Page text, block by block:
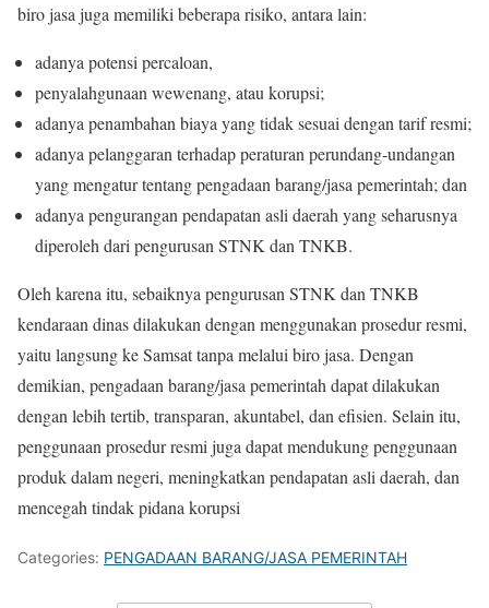
biro jasa juga memiliki beberapa risiko, antara lain:
adanya potensi percaloan,
penyalahgunaan wewenang, atau korupsi;
adanya penambahan biaya yang tidak sesuai dengan tarif resmi;
adanya pelanggaran terhadap peraturan perundang-undangan
yang mengatur tentang pengadaan barang/jasa pemerintah; dan
adanya pengurangan pendapatan asli daerah yang seharusnya
diperoleh dari pengurusan STNK dan TNKB.
Oleh karena itu, sebaiknya pengurusan STNK dan TNKB
kendaraan dinas dilakukan dengan menggunakan prosedur resmi,
yaitu langsung ke Samsat tanpa melalui biro jasa. Dengan
demikian, pengadaan barang/jasa pemerintah dapat dilakukan
dengan lebih tertib, transparan, akuntabel, dan efisien. Selain itu,
penggunaan prosedur resmi juga dapat mendukung penggunaan
produk dalam negeri, meningkatkan pendapatan asli daerah, dan
mencegah tindak pidana korupsi
Categories: PENGADAAN BARANG/JASA PEMERINTAH